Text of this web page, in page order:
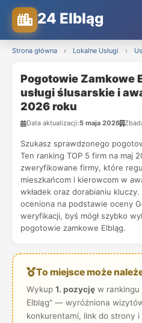
24 Elbląg
Strona główna › Lokalne Usługi ›
Pogotowie Zamkowe
usługi ślusarskie i
2026 roku
Data aktualizacji:5 maja 2026
Szukasz sprawdzonego
Ten ranking TOP 5 firm na maj
zweryfikowane firmy, które
mieszkańcom i kierowcom w
wkładek oraz dorabianiu kluczy.
oceniona na podstawie oceny
weryfikacji, byś mógł szybko
pogotowie zamkowe Elbląg.
To miejsce może
Wykup 1. pozycjęw rankingu
Elbląg" — wyróżniona
konkurentami, link do strony